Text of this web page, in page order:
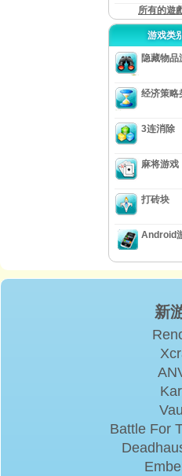
所有的遊
游戏类
隐藏物品
经济策略
3连消除
麻将游戏
打砖块
Android
新
Battle For